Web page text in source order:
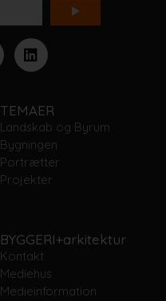
TEMAER
Landskab og Byrum
Bygningen
Portrætter
Projekter
BYGGERI+arkitektur
Kontakt
Mediehus
Medieinformation